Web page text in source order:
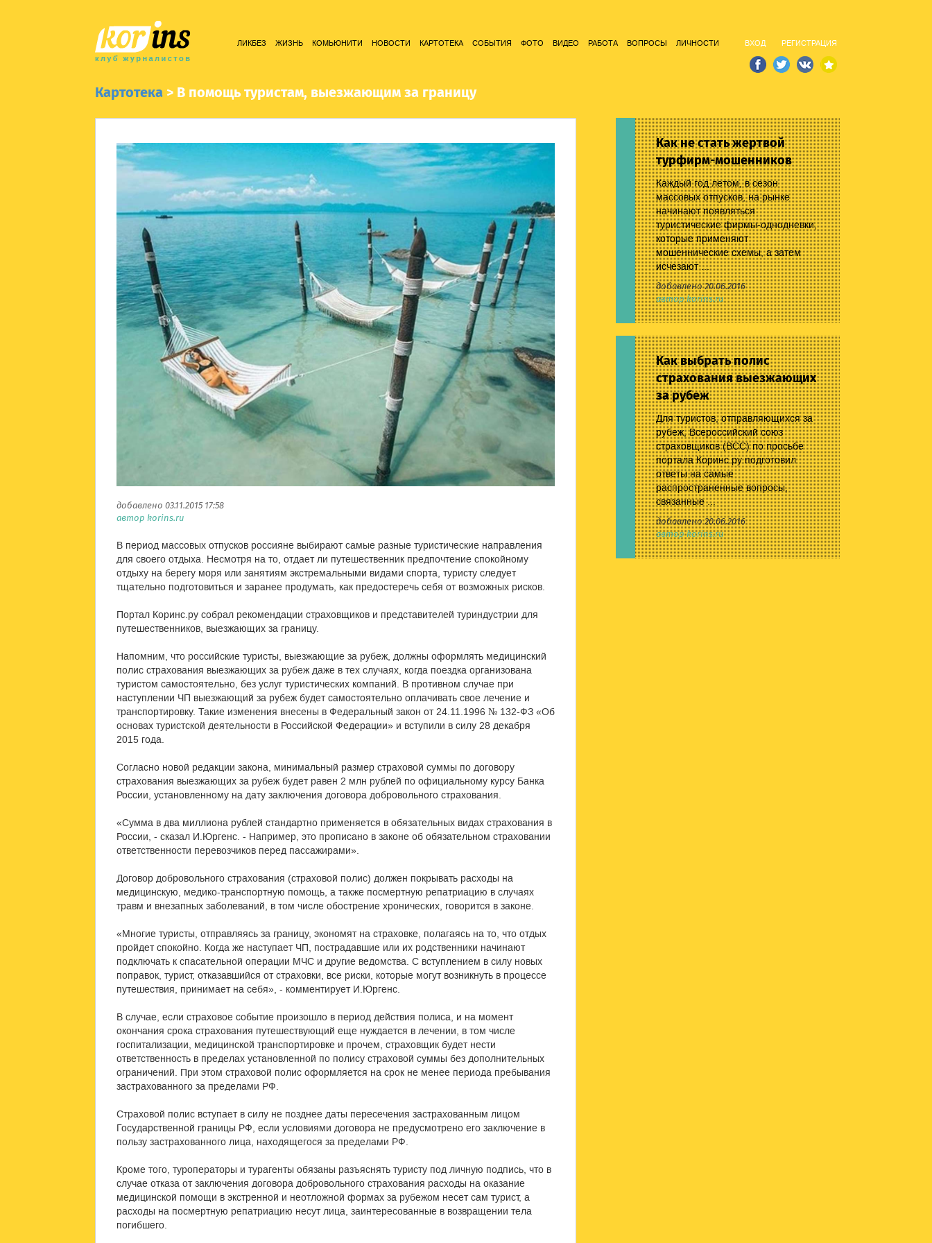
ВХОД РЕГИСТРАЦИЯ
ЛИКБЕЗ ЖИЗНЬ КОМЬЮНИТИ НОВОСТИ КАРТОТЕКА СОБЫТИЯ ФОТО ВИДЕО РАБОТА ВОПРОСЫ ЛИЧНОСТИ
Картотека>В помощь туристам, выезжающим за границу
добавлено 03.11.2015 17:58
автор korins.ru
В период массовых отпусков россияне выбирают самые разные туристические направления
для своего отдыха. Несмотря на то, отдает ли путешественник предпочтение спокойному
отдыху на берегу моря или занятиям экстремальными видами спорта, туристу следует
тщательно подготовиться и заранее продумать, как предостеречь себя от возможных рисков.
Портал Коринс.ру собрал рекомендации страховщиков и представителей туриндустрии для
путешественников, выезжающих за границу.
Напомним, что российские туристы, выезжающие за рубеж, должны оформлять медицинский
полис страхования выезжающих за рубеж даже в тех случаях, когда поездка организована
туристом самостоятельно, без услуг туристических компаний. В противном случае при
наступлении ЧП выезжающий за рубеж будет самостоятельно оплачивать свое лечение и
транспортировку. Такие изменения внесены в Федеральный закон от 24.11.1996 № 132-ФЗ «Об
основах туристской деятельности в Российской Федерации» и вступили в силу 28 декабря
2015 года.
Согласно новой редакции закона, минимальный размер страховой суммы по договору
страхования выезжающих за рубеж будет равен 2 млн рублей по официальному курсу Банка
России, установленному на дату заключения договора добровольного страхования.
«Сумма в два миллиона рублей стандартно применяется в обязательных видах страхования в
России, - сказал И.Юргенс. - Например, это прописано в законе об обязательном страховании
ответственности перевозчиков перед пассажирами».
Договор добровольного страхования (страховой полис) должен покрывать расходы на
медицинскую, медико-транспортную помощь, а также посмертную репатриацию в случаях
травм и внезапных заболеваний, в том числе обострение хронических, говорится в законе.
«Многие туристы, отправляясь за границу, экономят на страховке, полагаясь на то, что отдых
пройдет спокойно. Когда же наступает ЧП, пострадавшие или их родственники начинают
подключать к спасательной операции МЧС и другие ведомства. С вступлением в силу новых
поправок, турист, отказавшийся от страховки, все риски, которые могут возникнуть в процессе
путешествия, принимает на себя», - комментирует И.Юргенс.
В случае, если страховое событие произошло в период действия полиса, и на момент
окончания срока страхования путешествующий еще нуждается в лечении, в том числе
госпитализации, медицинской транспортировке и прочем, страховщик будет нести
ответственность в пределах установленной по полису страховой суммы без дополнительных
ограничений. При этом страховой полис оформляется на срок не менее периода пребывания
застрахованного за пределами РФ.
Страховой полис вступает в силу не позднее даты пересечения застрахованным лицом
Государственной границы РФ, если условиями договора не предусмотрено его заключение в
пользу застрахованного лица, находящегося за пределами РФ.
Кроме того, туроператоры и турагенты обязаны разъяснять туристу под личную подпись, что в
случае отказа от заключения договора добровольного страхования расходы на оказание
медицинской помощи в экстренной и неотложной формах за рубежом несет сам турист, а
расходы на посмертную репатриацию несут лица, заинтересованные в возвращении тела
погибшего.
Как не стать жертвой
турфирм-мошенников
Каждый год летом, в сезон
массовых отпусков, на рынке
начинают появляться
туристические фирмы-однодневки,
которые применяют
мошеннические схемы, а затем
исчезают ...
добавлено 20.06.2016
автор korins.ru
Как выбрать полис
страхования выезжающих
за рубеж
Для туристов, отправляющихся за
рубеж, Всероссийский союз
страховщиков (ВСС) по просьбе
портала Коринс.ру подготовил
ответы на самые
распространенные вопросы,
связанные ...
добавлено 20.06.2016
автор korins.ru